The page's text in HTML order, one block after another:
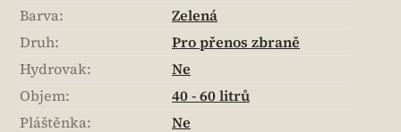
Barva:
Zelená
Druh:
Pro přenos zbraně
Hydrovak:
Ne
Objem:
40 - 60 litrů
Pláštěnka:
Ne